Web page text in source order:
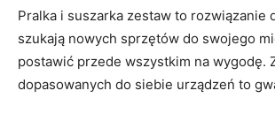
Pralka i suszarka zestaw to rozwiązanie
szukają nowych sprzętów do swojego
postawić przede wszystkim na wygodę.
dopasowanych do siebie urządzeń to